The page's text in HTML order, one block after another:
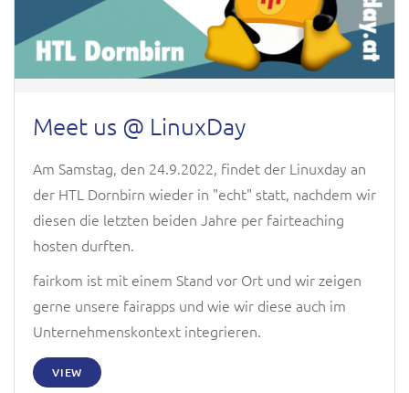
Meet us @ LinuxDay
Am Samstag, den 24.9.2022, findet der Linuxday an
der HTL Dornbirn wieder in "echt" statt, nachdem wir
diesen die letzten beiden Jahre per fairteaching
hosten durften.
fairkom ist mit einem Stand vor Ort und wir zeigen
gerne unsere fairapps und wie wir diese auch im
Unternehmenskontext integrieren.
VIEW